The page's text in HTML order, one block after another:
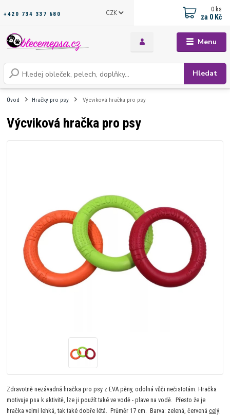
Menu
CZK
Hledat
+420 734 337 680
0 ks
za 0 Kč
Úvod Hračky pro psy Výcviková hračka pro psy
Výcviková hračka pro psy
Zdravotně nezávadná hračka pro psy z EVA pěny, odolná vůči nečistotám. Hračka
motivuje psa k aktivitě, lze ji použít také ve vodě - plave na vodě. Přesto že je
hračka velmi lehká, tak také dobře létá. Průměr 17 cm. Barva: zelená, červenácelý